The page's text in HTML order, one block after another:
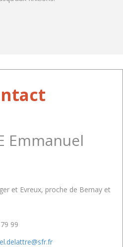
Emmanuel
et Evreux, proche de Bernay et
99